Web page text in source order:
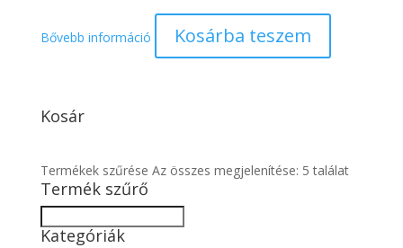
Bővebb információ Kosárba teszem
Kosár
Termékek szűrése Az összes megjelenítése: 5 találat
Termék szűrő
Kategóriák